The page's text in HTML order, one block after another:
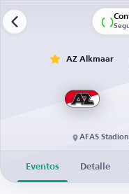
AZ Alkmaar
AFAS Stadion
Eventos Detalle